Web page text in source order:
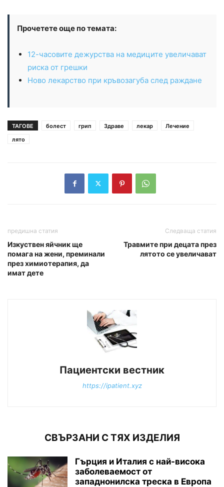
Прочетете още по темата:
12-часовите дежурства на медиците увеличават
риска от грешки
Ново лекарство при кръвозагуба след раждане
ТАГОВЕ болест грип Здраве лекар
Лечение
лято
предишна статия
Изкуствен яйчник ще
помага на жени, преминали
през химиотерапия, да
имат дете
Следваща статия
Травмите при децата през
лятото се увеличават
Пациентски вестник
https://ipatient.xyz
СВЪРЗАНИ С ТЯХ ИЗДЕЛИЯ
Гърция и Италия с най-висока
заболеваемост от
западнонилска треска в Европа